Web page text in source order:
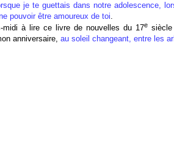
je te guettais dans notre adolescence,
pouvoir être amoureux de toi.
midi à lire ce livre de nouvelles du 17e
anniversaire, au soleil changeant, entre les